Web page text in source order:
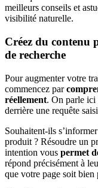
meilleurs conseils et
visibilité naturelle.
Créez du contenu
de recherche
Pour augmenter votre
commencez par
réellement. On parle ici
derrière une requête
Souhaitent-ils
produit ? Résoudre un
intention vous permet
répond précisément à
que votre page soit bien